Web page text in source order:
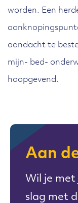
worden. Een
aandacht te
mijn- bed-
hoopgevend.
Aan
Wil je
slag met